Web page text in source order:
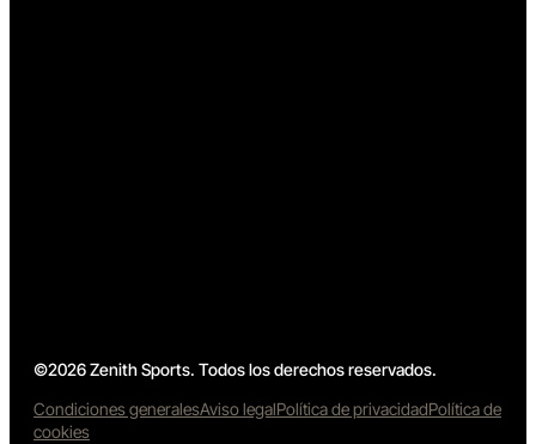
©2026 Zenith Sports. Todos los derechos reservados.
Condiciones generalesAviso legalPolítica de privacidadPolítica de
cookies